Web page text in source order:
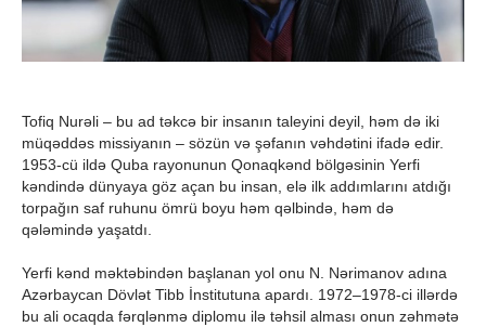
Tofiq Nurəli – bu ad təkcə bir insanın taleyini deyil, həm də iki
müqəddəs missiyanın – sözün və şəfanın vəhdətini ifadə edir.
1953-cü ildə Quba rayonunun Qonaqkənd bölgəsinin Yerfi
kəndində dünyaya göz açan bu insan, elə ilk addımlarını atdığı
torpağın saf ruhunu ömrü boyu həm qəlbində, həm də
qələmində yaşatdı.
Yerfi kənd məktəbindən başlanan yol onu N. Nərimanov adına
Azərbaycan Dövlət Tibb İnstitutuna apardı. 1972–1978-ci illərdə
bu ali ocaqda fərqlənmə diplomu ilə təhsil alması onun zəhmətə